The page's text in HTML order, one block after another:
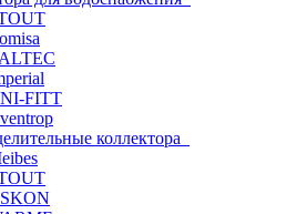
FITT
коллектора